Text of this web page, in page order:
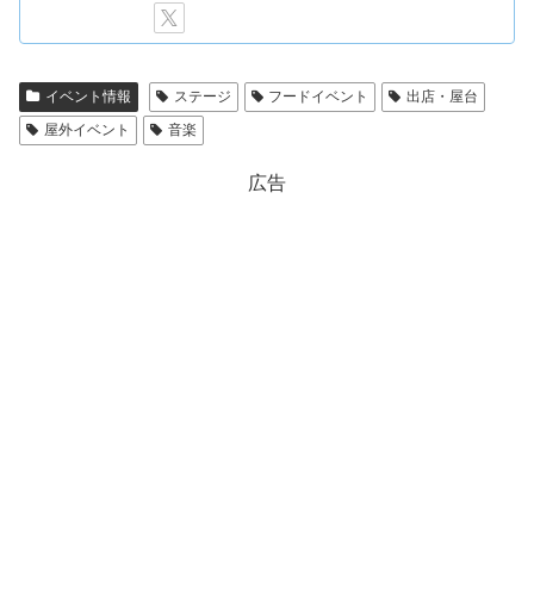
イベント情報 ステージ フードイベント
出店・屋台
屋外イベント
音楽
広告